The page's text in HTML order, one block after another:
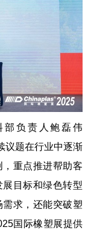
部负责人鲍磊伟
议题在行业中逐渐
重点推进帮助客
目标和绿色转型
求，还能突破塑
国际橡塑展提供